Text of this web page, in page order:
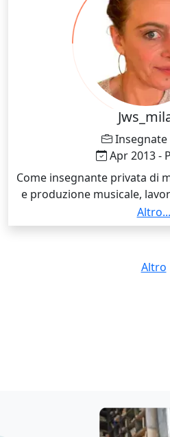
Insegnate
Apr 2013 -
Come insegnante privata di
e produzione musicale,
per insegnare le basi della
tecniche di produzione e
loro abilità musicali e
esprimersi e di realizzare i
elettronica e a sviluppare le
ambiente
Altro...
Altro